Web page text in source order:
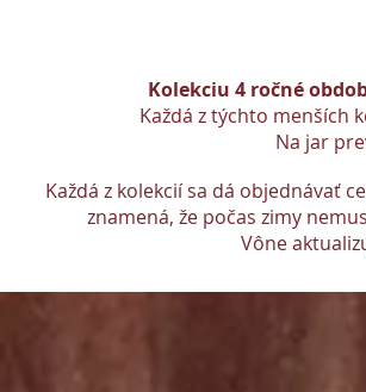
Kolekciu 4 ročné
Každá z týchto menších
Na jar
Každá z kolekcií sa dá objednávať
znamená, že počas zimy
Vône